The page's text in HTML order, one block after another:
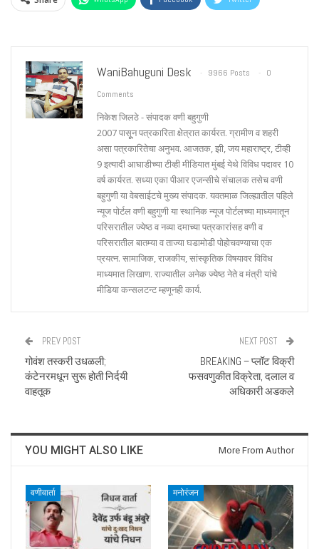
WaniBahuguni Desk 9966 Posts
0
Comments
निकेश जिलठे - संपादक वणी बहुगुणी
2007 पासूून पत्रकारिता क्षेत्रात कार्यरत. ग्रामीण व शहरी
असा पत्रकारितेचा अनुभव. आजतक, झी, जय महाराष्ट्र, टीव्ही
9 इत्यादी आघाडीच्या टीव्ही मीडियात मुंबई येथे विविध पदावर 10
वर्ष कार्यरत. सध्या एका पीआर एजन्सीचे संचालक तसेच वणी
बहुगुणी या वेबसाईटचे मुख्य संपादक. यवतमाळ जिल्ह्यातील पहिले
न्यूज पोर्टल वणी बहुगुणी या स्थानिक न्यूज पोर्टलच्या माध्यमातून
परिसरातील ज्येष्ठ व नव्या दमाच्या पत्रकारांसह वणी व
परिसरातील बातम्या व ताज्या घडामोडी पोहोचवण्याचा एक
प्रयत्न. सामाजिक, राजकीय, सांस्कृतिक विषयावर विविध
माध्यमात लिखाण. राज्यातील अनेक ज्येष्ठ नेते व मंत्री यांचे
मीडिया कन्सलटन्ट म्हणूनही कार्य.
PREV POST
गोवंश तस्करी उधळली;
कंटेनरमधून सुरू होती निर्दयी
वाहतूक
NEXT POST
BREAKING – प्लॉट विक्री
फसवणुकीत विक्रेता, दलाल व
अधिकारी अडकले
YOU MIGHT ALSO LIKE More From Author
वणीवार्ता मनोरंजन